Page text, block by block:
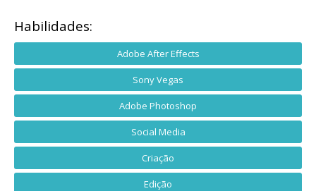
Habilidades:
Adobe After Effects
Sony Vegas
Adobe Photoshop
Social Media
Criação
Edição